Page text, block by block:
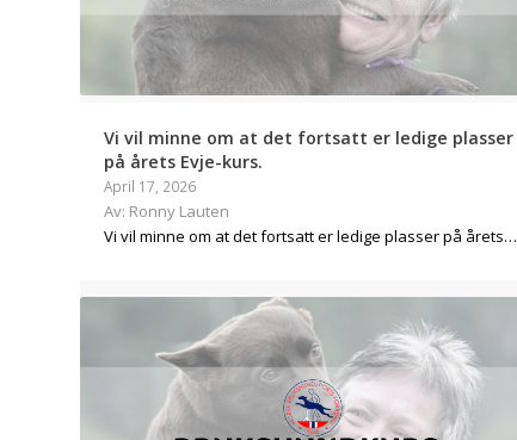
Vi vil minne om at det fortsatt er ledige plasser
på årets Evje-kurs.
April 17, 2026
Av: Ronny Lauten
Vi vil minne om at det fortsatt er ledige plasser på årets…